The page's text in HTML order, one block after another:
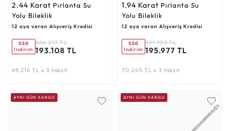
2.44 Karat
Yolu Bileklik
12 aya varan Alışveriş Kredisi
%50
İndirim
386.217 TL
193.108 TL
69.216 TL x 3 taksit
1.94 Karat
Yolu Bileklik
12 aya varan Alışveriş Kredisi
%50
İndirim
391.953 TL
195.977 TL
70.245 TL x 3 taksit
AYNI GÜN KARGO AYNI GÜN KARGO